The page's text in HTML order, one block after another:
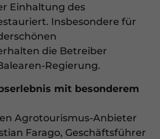
Einhaltung des
Insbesondere für
die Betreiber
Regierung.
mit besonderem
Agrotourismus-Anbieter
Farago, Geschäftsführer